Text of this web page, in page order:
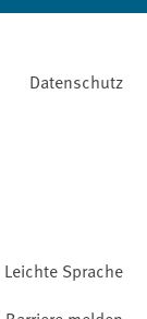
Datenschutz
Leichte Sprache